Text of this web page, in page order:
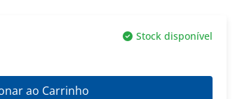
Stock disponível
ao Carrinho